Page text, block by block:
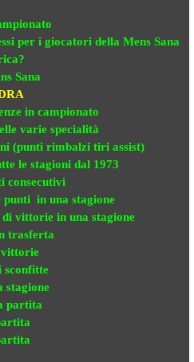
per i giocatori della Mens Sana
Sana
in campionato
varie specialità
(punti rimbalzi tiri assist)
le stagioni dal 1973
consecutivi
in una stagione
vittorie in una stagione
trasferta
vittorie
sconfitte
stagione
partita